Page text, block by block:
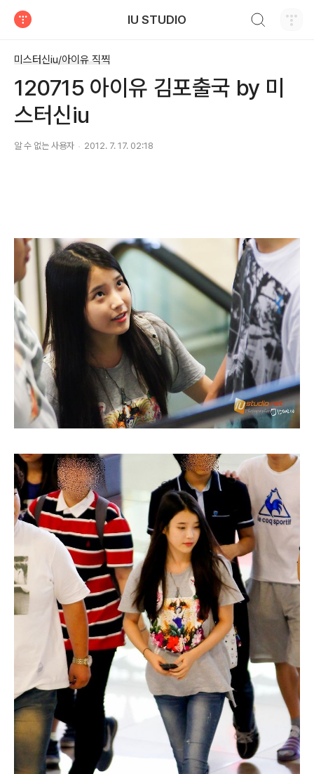
IU STUDIO
미스터신iu/아이유 직찍
120715 아이유 김포출국 by 미
스터신iu
알 수 없는 사용자 2012. 7. 17. 02:18